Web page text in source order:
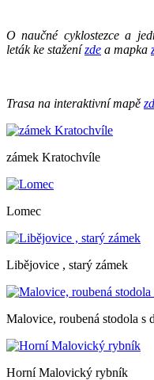
O naučné cyklostezce a
leták ke staženízde a mapka
Trasa na interaktivní mapě
zámek Kratochvíle
Lomec
Libějovice , starý zámek
Malovice, roubená stodola s
Horní Malovický rybník